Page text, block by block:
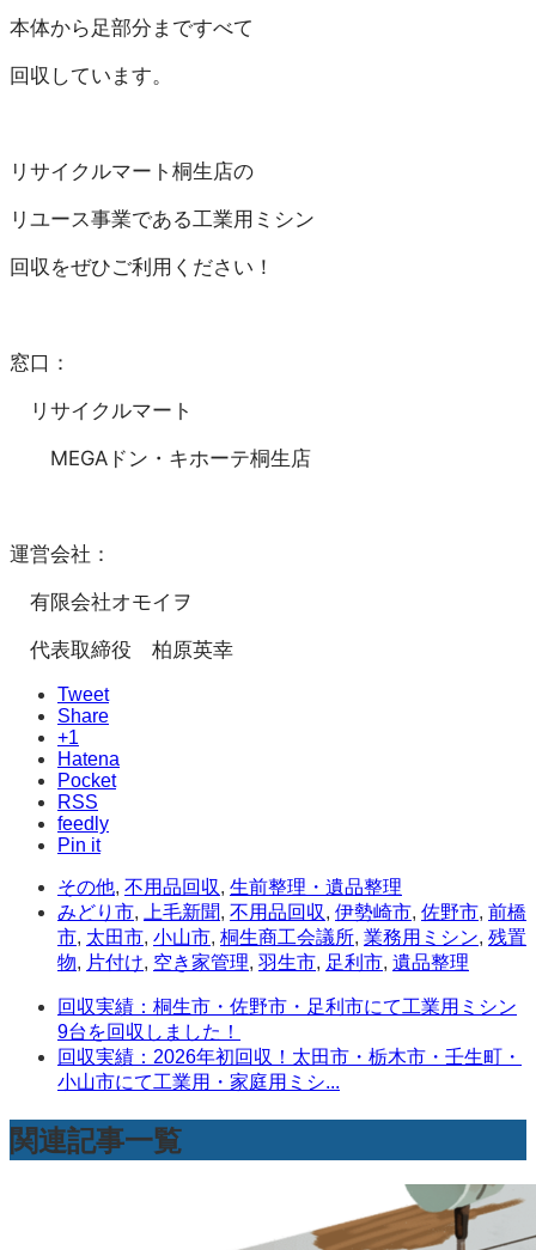
本体から足部分まですべて
回収しています。
リサイクルマート 桐生店の
リユース事業である工業用ミシン
回収をぜひご利用ください！
窓口：
リサイクルマート
MEGAドン・キホーテ桐生店
運営会社：
有限会社オモイヲ
代表取締役 柏原英幸
Tweet
Share
+1
Hatena
Pocket
RSS
feedly
Pin it
その他, 不用品回収, 生前整理・遺品整理
みどり市, 上毛新聞, 不用品回収, 伊勢崎市, 佐野市, 前橋
市, 太田市, 小山市, 桐生商工会議所, 業務用ミシン, 残置
物, 片付け, 空き家管理, 羽生市, 足利市, 遺品整理
回収実績：桐生市・佐野市・足利市にて工業用ミシン
9台を回収しました！
回収実績：2026年初回収！太田市・栃木市・壬生町・
小山市にて工業用・家庭用ミシ...
関連記事一覧